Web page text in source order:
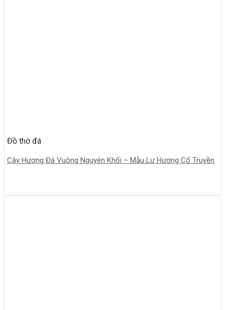
Đồ thờ đá
Cây Hương Đá Vuông Nguyên Khối – Mẫu Lư Hương Cổ Truyền